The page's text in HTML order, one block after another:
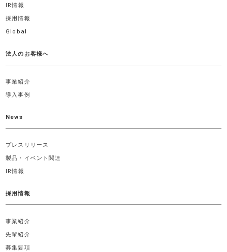
IR情報
採用情報
Global
法人のお客様へ
事業紹介
導入事例
News
プレスリリース
製品・イベント関連
IR情報
採用情報
事業紹介
先輩紹介
募集要項